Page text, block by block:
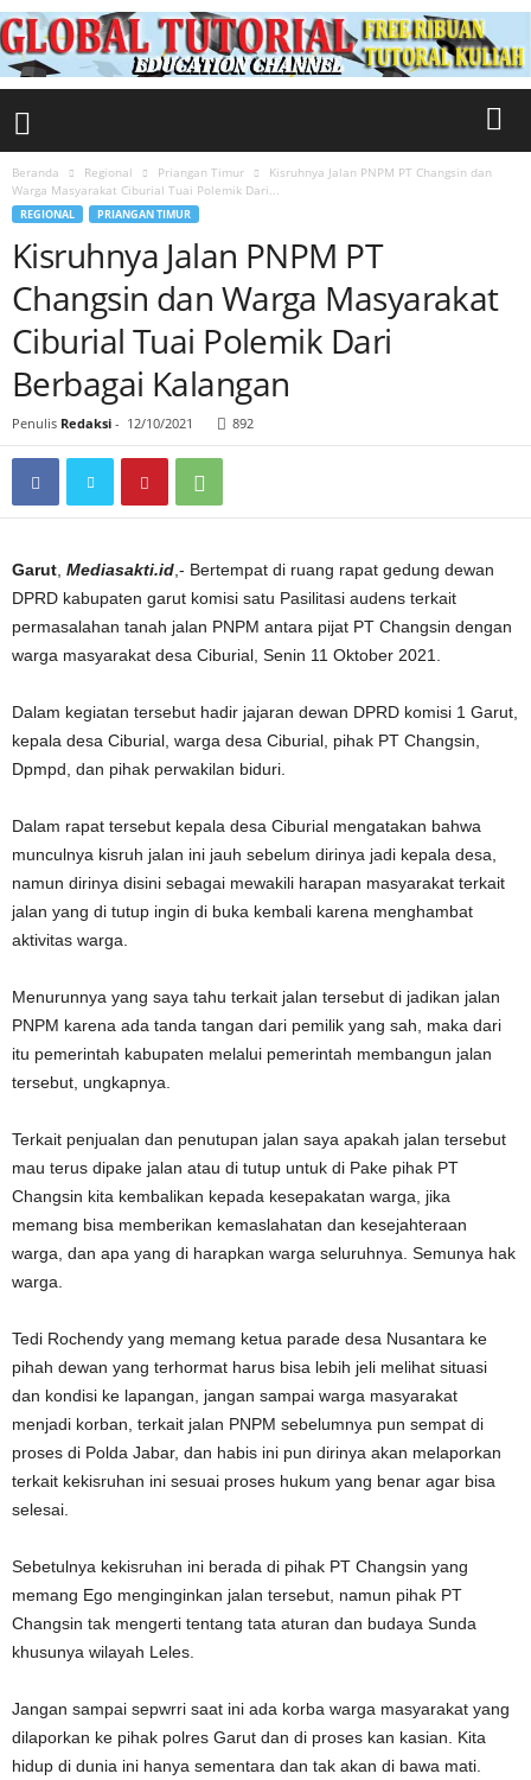
Beranda Regional Priangan Timur
Kisruhnya Jalan PNPM PT Changsin dan
Warga Masyarakat Ciburial Tuai Polemik Dari...
REGIONAL PRIANGAN TIMUR
Kisruhnya Jalan PNPM PT
Changsin dan Warga Masyarakat
Ciburial Tuai Polemik Dari
Berbagai Kalangan
Penulis Redaksi - 12/10/2021 892
Garut Mediasakti.id ,- Bertempat di ruang rapat gedung dewan
DPRD kabupaten garut komisi satu Pasilitasi audens terkait
permasalahan tanah jalan PNPM antara pijat PT Changsin dengan
warga masyarakat desa Ciburial, Senin 11 Oktober 2021.
Dalam kegiatan tersebut hadir jajaran dewan DPRD komisi 1 Garut,
kepala desa Ciburial, warga desa Ciburial, pihak PT Changsin,
Dpmpd, dan pihak perwakilan biduri.
Dalam rapat tersebut kepala desa Ciburial mengatakan bahwa
munculnya kisruh jalan ini jauh sebelum dirinya jadi kepala desa,
namun dirinya disini sebagai mewakili harapan masyarakat terkait
jalan yang di tutup ingin di buka kembali karena menghambat
aktivitas warga.
Menurunnya yang saya tahu terkait jalan tersebut di jadikan jalan
PNPM karena ada tanda tangan dari pemilik yang sah, maka dari
itu pemerintah kabupaten melalui pemerintah membangun jalan
tersebut, ungkapnya.
Terkait penjualan dan penutupan jalan saya apakah jalan tersebut
mau terus dipake jalan atau di tutup untuk di Pake pihak PT
Changsin kita kembalikan kepada kesepakatan warga, jika
memang bisa memberikan kemaslahatan dan kesejahteraan
warga, dan apa yang di harapkan warga seluruhnya. Semunya hak
warga.
Tedi Rochendy yang memang ketua parade desa Nusantara ke
pihah dewan yang terhormat harus bisa lebih jeli melihat situasi
dan kondisi ke lapangan, jangan sampai warga masyarakat
menjadi korban, terkait jalan PNPM sebelumnya pun sempat di
proses di Polda Jabar, dan habis ini pun dirinya akan melaporkan
terkait kekisruhan ini sesuai proses hukum yang benar agar bisa
selesai.
Sebetulnya kekisruhan ini berada di pihak PT Changsin yang
memang Ego menginginkan jalan tersebut, namun pihak PT
Changsin tak mengerti tentang tata aturan dan budaya Sunda
khusunya wilayah Leles.
Jangan sampai sepwrri saat ini ada korba warga masyarakat yang
dilaporkan ke pihak polres Garut dan di proses kan kasian. Kita
hidup di dunia ini hanya sementara dan tak akan di bawa mati.